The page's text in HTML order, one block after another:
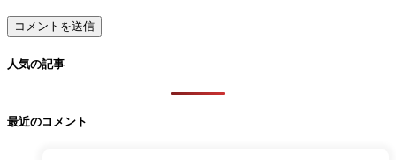
人気の記事
最近のコメント